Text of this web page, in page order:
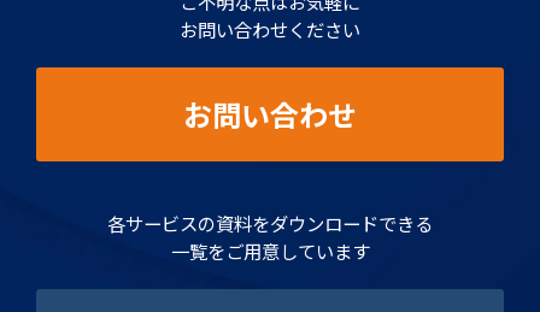
お問い合わせください
お問い合わせ
各サービスの資料をダウンロードできる
一覧をご用意しています